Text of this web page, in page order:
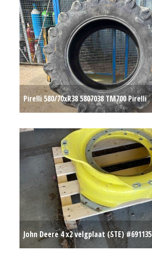
Pirelli 580/70xR38 5807038 TM700 Pirelli
John Deere 4 x2 velgplaat (STE) #691135